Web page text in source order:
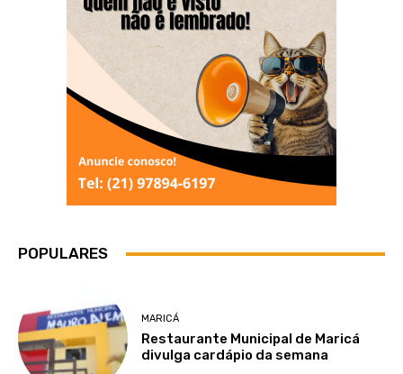
POPULARES
MARICÁ
Restaurante Municipal de Maricá
divulga cardápio da semana